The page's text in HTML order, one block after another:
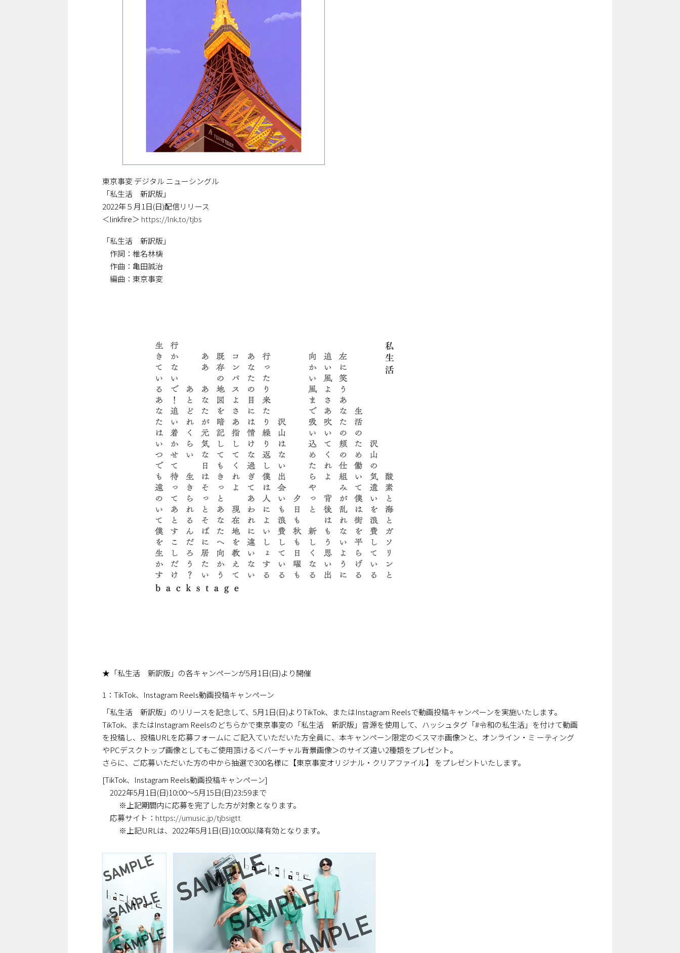
東京事変 デジタル ニューシングル
「私生活 新訳版」
2022年５月1日(日)配信リリース
＜linkfire＞ https://lnk.to/tjbs
「私生活 新訳版」
作詞：椎名林檎
作曲：亀田誠治
編曲：東京事変
★「私生活 新訳版」の各キャンペーンが5月1日(日)より開催
1：TikTok、Instagram Reels動画投稿キャンペーン
「私生活 新訳版」のリリースを記念して、5月1日(日)よりTikTok、またはInstagram Reelsで動画投稿キャンペーンを実施いたします。
TikTok、またはInstagram Reelsのどちらかで東京事変の「私生活 新訳版」音源を使用して、ハッシュタグ「#令和の私生活」を付けて動画
を投稿し、投稿URLを応募フォームに ご記入ていただいた方全員に、本キャンペーン限定の＜スマホ画像＞と、オンライン・ミ ーティング
やPCデスクトップ画像としてもご使用頂ける＜バーチャル背景画像＞のサイズ違い2種類をプレゼント。
さらに、ご応募いただいた方の中から抽選で300名様に【東京事変オリジナル・クリアファイル】 をプレゼントいたします。
[TikTok、Instagram Reels動画投稿キャンペーン]
2022年5月1日(日)10:00～5月15日(日)23:59まで
※上記期間内に応募を完了した方が対象となります。
応募サイト： https://umusic.jp/tjbsigtt
※上記URLは、2022年5月1日(日)10:00以降有効となります。